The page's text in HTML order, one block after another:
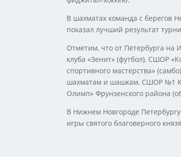
В шахматах команда с берегов
показал лучший результат
Отметим, что от Петербурга на
клуба «Зенит» (футбол), СШОР
спортивного мастерства»
шахматам и шашкам, СШОР №1
Олимп» Фрунзенского района
В Нижнем Новгороде
игры святого благоверного